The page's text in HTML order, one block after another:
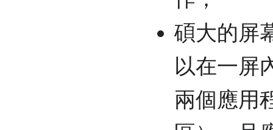
碩大的屏
以在一屏
兩個應用